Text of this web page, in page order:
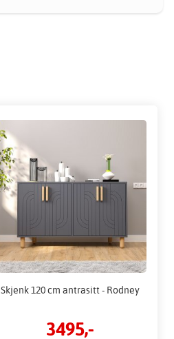
Skjenk 120 cm antrasitt - Rodney
3495,-